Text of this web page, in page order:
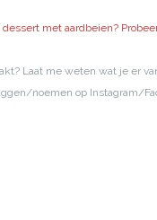
met aardbeien?
Laat me weten wat je er
noemen op Instagram/